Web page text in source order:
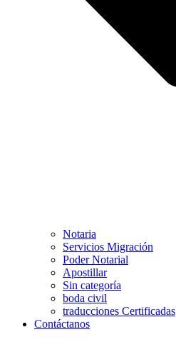
Notaria
Servicios Migración
Poder Notarial
Apostillar
Sin categoría
boda civil
traducciones Certificadas
Contáctanos